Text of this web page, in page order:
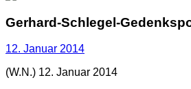
Gerhard-Schlegel-
12. Januar 2014
(W.N.) 12. Januar 2014